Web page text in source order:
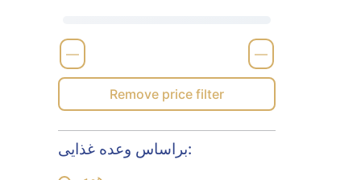
—
—
Remove price filter
براساس وعده غذایی: